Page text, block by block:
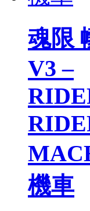
魂限
V3 –
機車